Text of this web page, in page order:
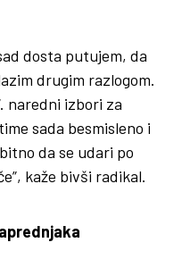
dosta putujem, da
drugim razlogom.
naredni izbori za
sada besmisleno i
da se udari po
kaže bivši radikal.